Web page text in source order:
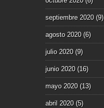
septiembre 2020(9)
agosto 2020(6)
julio 2020(9)
junio 2020(16)
mayo 2020(13)
abril 2020(5)